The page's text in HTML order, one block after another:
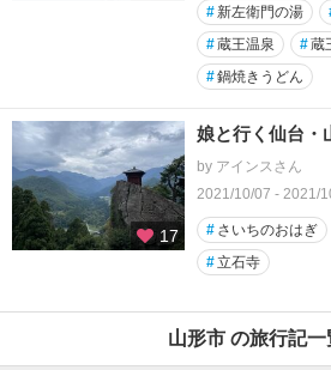
#新左衛門の湯
#蔵王温泉 #蔵
#鍋焼きうどん
17
娘と行く仙台
by アインスさん
2021/10/07 - 2021/
# さいちのおはぎ
#立石寺
山形市 の旅行記一